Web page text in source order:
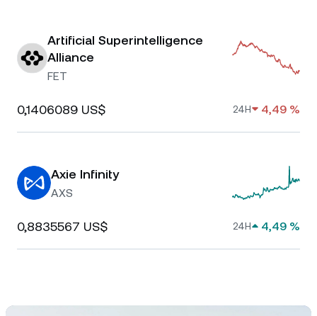
Artificial Superintelligence
Alliance
FET
0,1406089 US$ 24H 4,49 %
Axie Infinity
AXS
0,8835567 US$ 24H 4,49 %